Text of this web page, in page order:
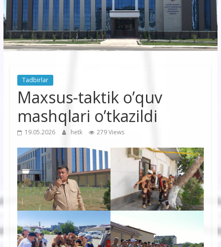
AJ
“Buxoro
hududiy
korxonasi”
Tadbirlar
Maxsus-taktik o’quv
mashqlari o’tkazildi
19.05.2026 hetk 279 Views